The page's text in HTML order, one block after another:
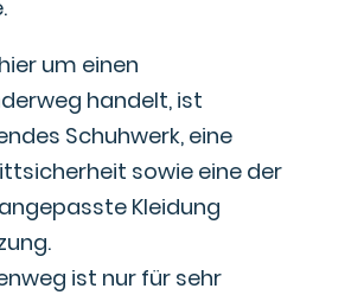
um einen
handelt, ist
Schuhwerk, eine
sowie eine der
Kleidung
ist nur für sehr